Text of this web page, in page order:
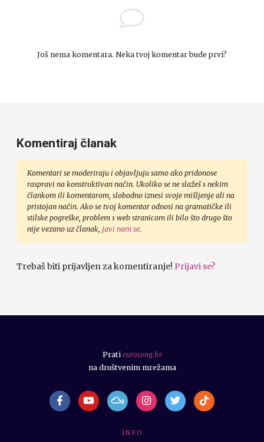
Još nema komentara. Neka tvoj komentar bude prvi?
Komentiraj članak
Komentari se moderiraju i objavljuju samo ako pridonose
raspravi na konstruktivan način. Ukoliko se ne slažeš s nekim
člankom ili komentarom, slobodno iznesi svoje mišljenje ali na
pristojan način. Ako se tvoj komentar odnosi na gramatičke ili
stilske pogreške, problem s web stranicom ili bilo što drugo što
nije vezano uz članak, javi nam se.
Trebaš biti prijavljen za komentiranje! Prijavi se?
I N F O
Prati eurosong.hr
na društvenim mrežama